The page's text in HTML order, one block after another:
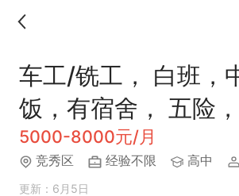
车工/铣工， 白班，
饭，有宿舍， 五险
5000-8000元/月
竞秀区 经验不限 高中
更新：6月5日